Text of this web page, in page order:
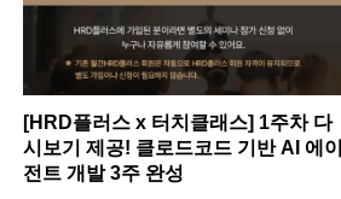
[HRD플러스 x 터치클래스] 1주차 다
시보기 제공! 클로드코드 기반 AI 에이
전트 개발 3주 완성